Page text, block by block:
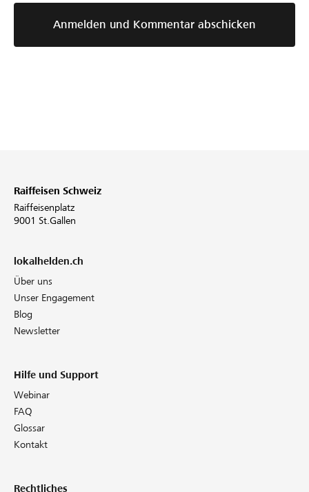
Anmelden und Kommentar abschicken
Raiffeisen Schweiz
Raiffeisenplatz
9001 St.Gallen
lokalhelden.ch
Über uns
Unser Engagement
Blog
Newsletter
Hilfe und Support
Webinar
FAQ
Glossar
Kontakt
Rechtliches